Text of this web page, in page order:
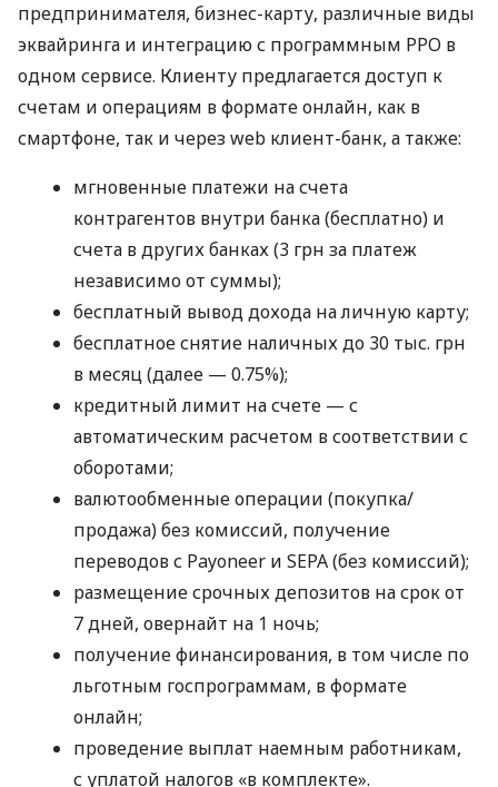
предпринимателя, бизнес-карту, различные виды
эквайринга и интеграцию с программным РРО в
одном сервисе. Клиенту предлагается доступ к
счетам и операциям в формате онлайн, как в
смартфоне, так и через web клиент-банк, а также:
мгновенные платежи на счета
контрагентов внутри банка (бесплатно) и
счета в других банках (3 грн за платеж
независимо от суммы);
бесплатный вывод дохода на личную карту;
бесплатное снятие наличных до 30 тыс. грн
в месяц (далее — 0.75%);
кредитный лимит на счете — с
автоматическим расчетом в соответствии с
оборотами;
валютообменные операции (покупка/
продажа) без комиссий, получение
переводов с Payoneer и SEPA (без комиссий);
размещение срочных депозитов на срок от
7 дней, овернайт на 1 ночь;
получение финансирования, в том числе по
льготным госпрограммам, в формате
онлайн;
проведение выплат наемным работникам,
с уплатой налогов «в комплекте».